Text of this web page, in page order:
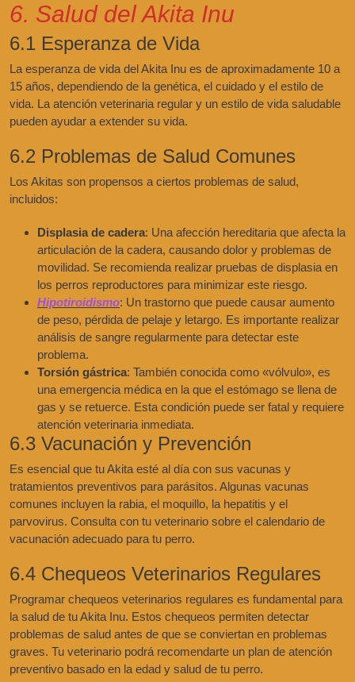
6. Salud del Akita Inu
6.1 Esperanza de Vida
La esperanza de vida del Akita Inu es de aproximadamente 10 a
15 años, dependiendo de la genética, el cuidado y el estilo de
vida. La atención veterinaria regular y un estilo de vida saludable
pueden ayudar a extender su vida.
6.2 Problemas de Salud Comunes
Los Akitas son propensos a ciertos problemas de salud,
incluidos:
Displasia de cadera: Una afección hereditaria que afecta la
articulación de la cadera, causando dolor y problemas de
movilidad. Se recomienda realizar pruebas de displasia en
los perros reproductores para minimizar este riesgo.
Hipotiroidismo: Un trastorno que puede causar aumento
de peso, pérdida de pelaje y letargo. Es importante realizar
análisis de sangre regularmente para detectar este
problema.
Torsión gástrica: También conocida como «vólvulo», es
una emergencia médica en la que el estómago se llena de
gas y se retuerce. Esta condición puede ser fatal y requiere
atención veterinaria inmediata.
6.3 Vacunación y Prevención
Es esencial que tu Akita esté al día con sus vacunas y
tratamientos preventivos para parásitos. Algunas vacunas
comunes incluyen la rabia, el moquillo, la hepatitis y el
parvovirus. Consulta con tu veterinario sobre el calendario de
vacunación adecuado para tu perro.
6.4 Chequeos Veterinarios Regulares
Programar chequeos veterinarios regulares es fundamental para
la salud de tu Akita Inu. Estos chequeos permiten detectar
problemas de salud antes de que se conviertan en problemas
graves. Tu veterinario podrá recomendarte un plan de atención
preventivo basado en la edad y salud de tu perro.